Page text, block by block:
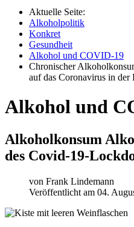
Aktuelle Seite:
Alkoholpolitik
Konkret
Gesundheit
Alkohol und COVID-19
Chronischer
auf das Coronavirus in der
Alkohol und
Alkoholkonsum
des Covid-19-
von Frank Lindemann
Veröffentlicht am 04.